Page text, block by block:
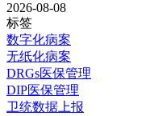
2026-08-08
标签
数字化病案
无纸化病案
DRGs医保管理
DIP医保管理
卫统数据上报